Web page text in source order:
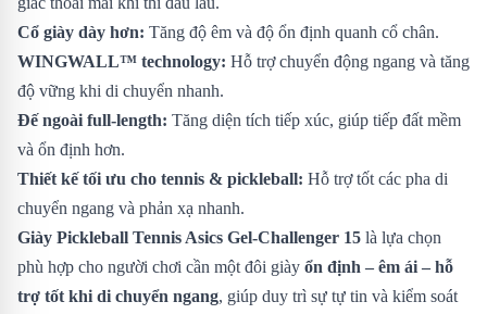
Cổ giày dày hơn: Tăng độ êm và độ ổn định quanh cổ chân.
WINGWALL™ technology: Hỗ trợ chuyển động ngang và tăng
độ vững khi di chuyển nhanh.
Đế ngoài full-length: Tăng diện tích tiếp xúc, giúp tiếp đất mềm
và ổn định hơn.
Thiết kế tối ưu cho tennis & pickleball: Hỗ trợ tốt các pha di
chuyển ngang và phản xạ nhanh.
Giày Pickleball Tennis Asics Gel-Challenger 15 là lựa chọn
phù hợp cho người chơi cần một đôi giày ổn định – êm ái – hỗ
trợ tốt khi di chuyển ngang, giúp duy trì sự tự tin và kiểm soát